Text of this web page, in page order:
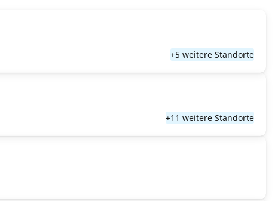
+5 weitere Standorte
+11 weitere Standorte